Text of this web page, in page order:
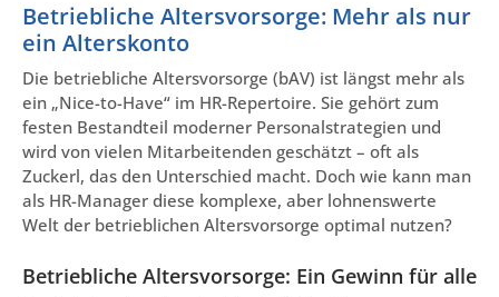
Betriebliche Altersvorsorge: Mehr als nur
ein Alterskonto
Die betriebliche Altersvorsorge (bAV) ist längst mehr als
ein „Nice-to-Have“ im HR-Repertoire. Sie gehört zum
festen Bestandteil moderner Personalstrategien und
wird von vielen Mitarbeitenden geschätzt – oft als
Zuckerl, das den Unterschied macht. Doch wie kann man
als HR-Manager diese komplexe, aber lohnenswerte
Welt der betrieblichen Altersvorsorge optimal nutzen?
Betriebliche Altersvorsorge: Ein Gewinn für alle